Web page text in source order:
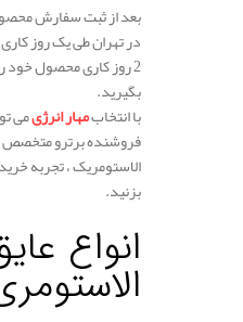
بعد از ثبت سفارش
در تهران طی یک روز
2 روز کاری محصول خود
بگیرید.
با انتخابمهار انرژیمی
فروشنده برترو متخصص
الاستومریک ، تجربه
بزنید.
انواع